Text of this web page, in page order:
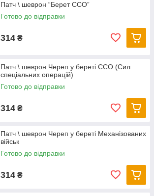
Патч \ шеврон “Берет ССО”
Готово до відправки
314 ₴
Патч \ шеврон Череп у береті ССО (Сил
спеціальних операцій)
Готово до відправки
314 ₴
Патч \ шеврон Череп у береті Механізованих
військ
Готово до відправки
314 ₴